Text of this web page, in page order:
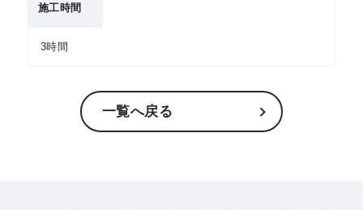
施工時間
3時間
一覧へ戻る